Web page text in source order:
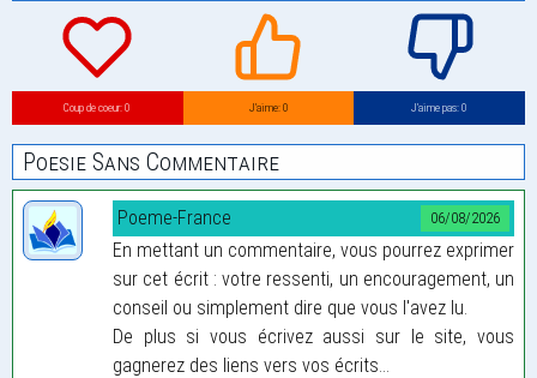
Coup de coeur: 0 J’aime: 0 J’aime pas: 0
Poesie Sans Commentaire
06/08/2026
Poeme-France
En mettant un commentaire, vous pourrez exprimer
sur cet écrit : votre ressenti, un encouragement, un
conseil ou simplement dire que vous l'avez lu.
De plus si vous écrivez aussi sur le site, vous
gagnerez des liens vers vos écrits...